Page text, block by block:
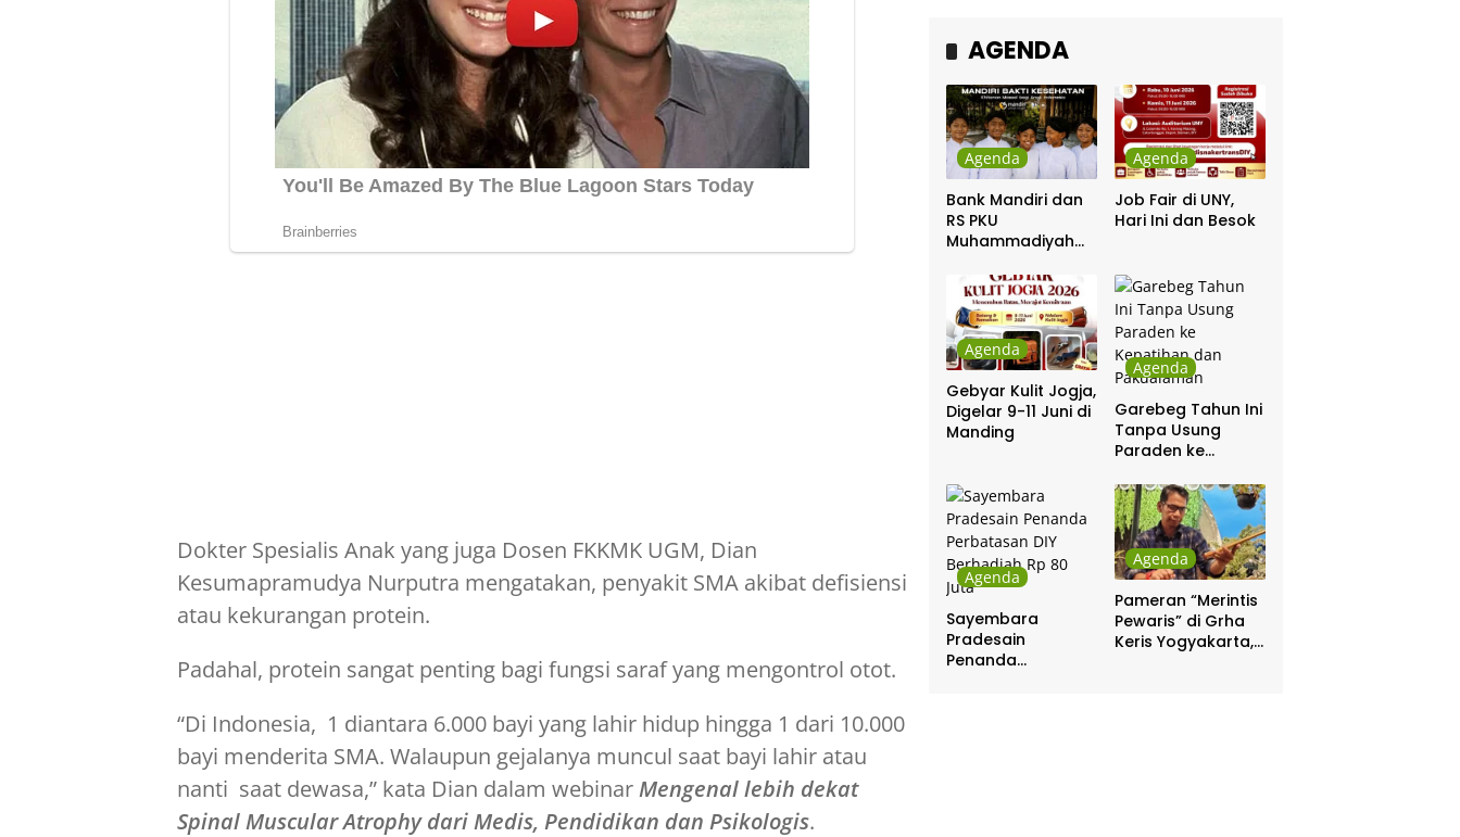
Dokter Spesialis Anak yang juga Dosen FKKMK UGM, Dian
Kesumapramudya Nurputra mengatakan, penyakit SMA akibat defisiensi
atau kekurangan protein.
Padahal, protein sangat penting bagi fungsi saraf yang mengontrol otot.
“Di Indonesia, 1 diantara 6.000 bayi yang lahir hidup hingga 1 dari 10.000
bayi menderita SMA. Walaupun gejalanya muncul saat bayi lahir atau
nanti saat dewasa,” kata Dian dalam webinarMengenal lebih dekat
Spinal Muscular Atrophy dari Medis, Pendidikan dan Psikologis.
AGENDA
Agenda
Bank Mandiri dan
RS PKU
Muhammadiyah
Gratis
Agenda
Job Fair di UNY,
Hari Ini dan Besok
Agenda
Gebyar Kulit Jogja,
Digelar 9-11 Juni di
Manding
Agenda
Garebeg Tahun Ini
Tanpa Usung
Paraden ke
Pakualaman
Agenda
Sayembara
Pradesain
Penanda
Agenda
Pameran “Merintis
Pewaris” di Grha
Keris Yogyakarta,